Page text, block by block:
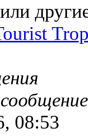
08:53